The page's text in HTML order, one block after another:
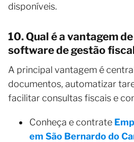
disponíveis.
10. Qual é a vantagem
software de gestão
A principal vantagem é
documentos, automatizar
facilitar consultas fiscais e
Conheça e contrate
em São Bernardo do